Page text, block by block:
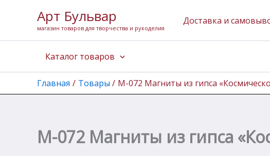
содержимому
Арт Бульвар
магазин товаров для творчества и рукоделия
Доставка и
Каталог товаров
Главная Товары М-072 Магниты из гипса
М-072 Магниты из гипса
товара
М-072
Магниты
гипса